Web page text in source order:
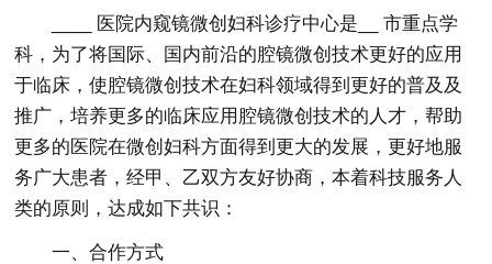
____ 医院内窥镜微创妇科诊疗中心是__ 市重点学
科，为了将国际、国内前沿的腔镜微创技术更好的应用
于临床，使腔镜微创技术在妇科领域得到更好的普及及
推广，培养更多的临床应用腔镜微创技术的人才，帮助
更多的医院在微创妇科方面得到更大的发展，更好地服
务广大患者，经甲、乙双方友好协商，本着科技服务人
类的原则，达成如下共识：
一、合作方式